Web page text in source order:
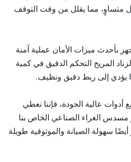
متساوٍ، مما يقلل من وقت التوقف
بأحدث ميزات الأمان عملية آمنة
المريح التحكم الدقيق في كمية
يؤدي إلى ربط دقيق ونظيف.
أدوات عالية الجودة، فإننا نعطي
مسدس الغراء الصناعي الخاص بنا
سهولة الصيانة والموثوقية طويلة